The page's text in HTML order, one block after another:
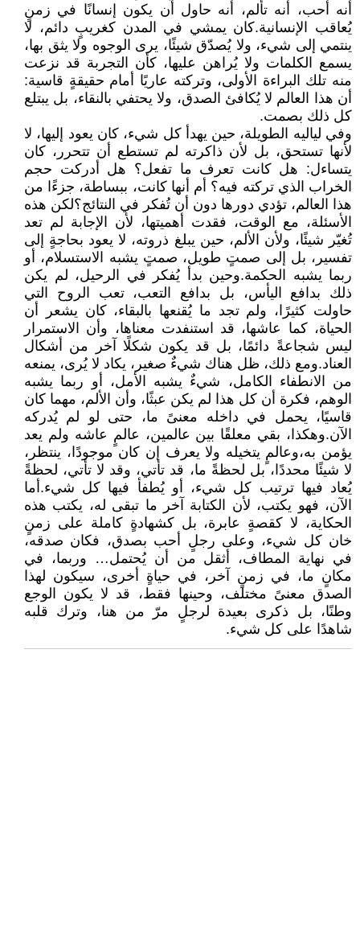
أنه أحب، أنه تألم، أنه حاول أن يكون إنسانًا في زمنٍ
يُعاقب الإنسانية.كان يمشي في المدن كغريبٍ دائم، لا
ينتمي إلى شيء، ولا يُصدّق شيئًا، يرى الوجوه ولا يثق بها،
يسمع الكلمات ولا يُراهن عليها، كأن التجربة قد نزعت
منه تلك البراءة الأولى، وتركته عاريًا أمام حقيقةٍ قاسية:
أن هذا العالم لا يُكافئ الصدق، ولا يحتفي بالنقاء، بل يبتلع
كل ذلك بصمت.
وفي لياليه الطويلة، حين يهدأ كل شيء، كان يعود إليها، لا
لأنها تستحق، بل لأن ذاكرته لم تستطع أن تتحرر، كان
يتساءل: هل كانت تعرف ما تفعل؟ هل أدركت حجم
الخراب الذي تركته فيه؟ أم أنها كانت، ببساطة، جزءًا من
هذا العالم، تؤدي دورها دون أن تُفكر في النتائج؟لكن هذه
الأسئلة، مع الوقت، فقدت أهميتها، لأن الإجابة لم تعد
تُغيّر شيئًا، ولأن الألم، حين يبلغ ذروته، لا يعود بحاجةٍ إلى
تفسير، بل إلى صمتٍ طويل، صمتٍ يشبه الاستسلام، أو
ربما يشبه الحكمة.وحين بدأ يُفكر في الرحيل، لم يكن
ذلك بدافع اليأس، بل بدافع التعب، تعب الروح التي
حاولت كثيرًا، ولم تجد ما يُقنعها بالبقاء، كان يشعر أن
الحياة، كما عاشها، قد استنفدت معناها، وأن الاستمرار
ليس شجاعةً دائمًا، بل قد يكون شكلًا آخر من أشكال
العناد.ومع ذلك، ظل هناك شيءٌ صغير، يكاد لا يُرى، يمنعه
من الانطفاء الكامل، شيءٌ يشبه الأمل، أو ربما يشبه
الوهم، فكرة أن كل هذا لم يكن عبثًا، وأن الألم، مهما كان
قاسيًا، يحمل في داخله معنىً ما، حتى لو لم يُدركه
الآن.وهكذا، بقي معلقًا بين عالمين، عالمٍ عاشه ولم يعد
يؤمن به،وعالمٍ يتخيله ولا يعرف إن كان موجودًا، ينتظر،
لا شيئًا محددًا، بل لحظةً ما، قد تأتي، وقد لا تأتي، لحظةً
يُعاد فيها ترتيب كل شيء، أو يُطفأ فيها كل شيء.أما
الآن، فهو يكتب، لأن الكتابة آخر ما تبقى له، يكتب هذه
الحكاية، لا كقصةٍ عابرة، بل كشهادةٍ كاملة على زمنٍ
خان كل شيء، وعلى رجلٍ أحب بصدق، فكان صدقه،
في نهاية المطاف، أثقل من أن يُحتمل… وربما، في
مكانٍ ما، في زمنٍ آخر، في حياةٍ أخرى، سيكون لهذا
الصدق معنىً مختلف، وحينها فقط، قد لا يكون الوجع
وطنًا، بل ذكرى بعيدة لرجلٍ مرّ من هنا، وترك قلبه
شاهدًا على كل شيء.